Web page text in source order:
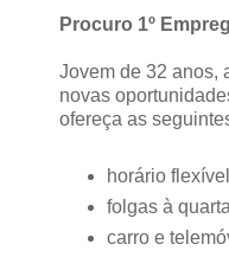
Procuro 1º
Jovem de 32 anos,
novas
ofereça as
horário
folgas à
carro e